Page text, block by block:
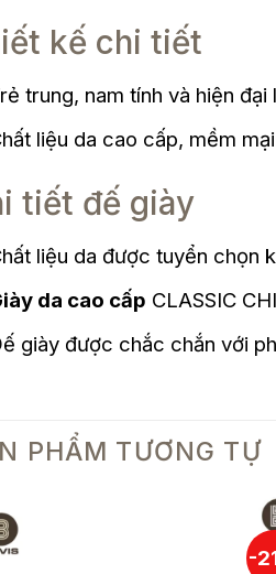
kế chi tiết
trung, nam tính và hiện
liệu da cao cấp, mềm
tiết đế giày
liệu da được tuyển chọn
da cao cấp CLASSIC
giày được chắc chắn với
PHẨM TƯƠNG TỰ
-